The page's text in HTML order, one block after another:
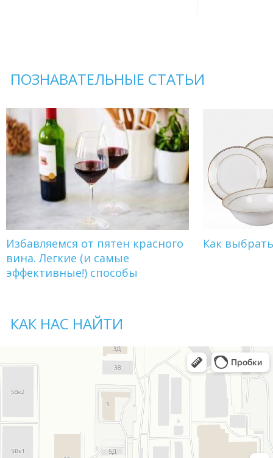
ПОЗНАВАТЕЛЬНЫЕ СТАТЬИ
Избавляемся от пятен красного
вина. Легкие (и самые
эффективные!) способы
Как
КАК НАС НАЙТИ